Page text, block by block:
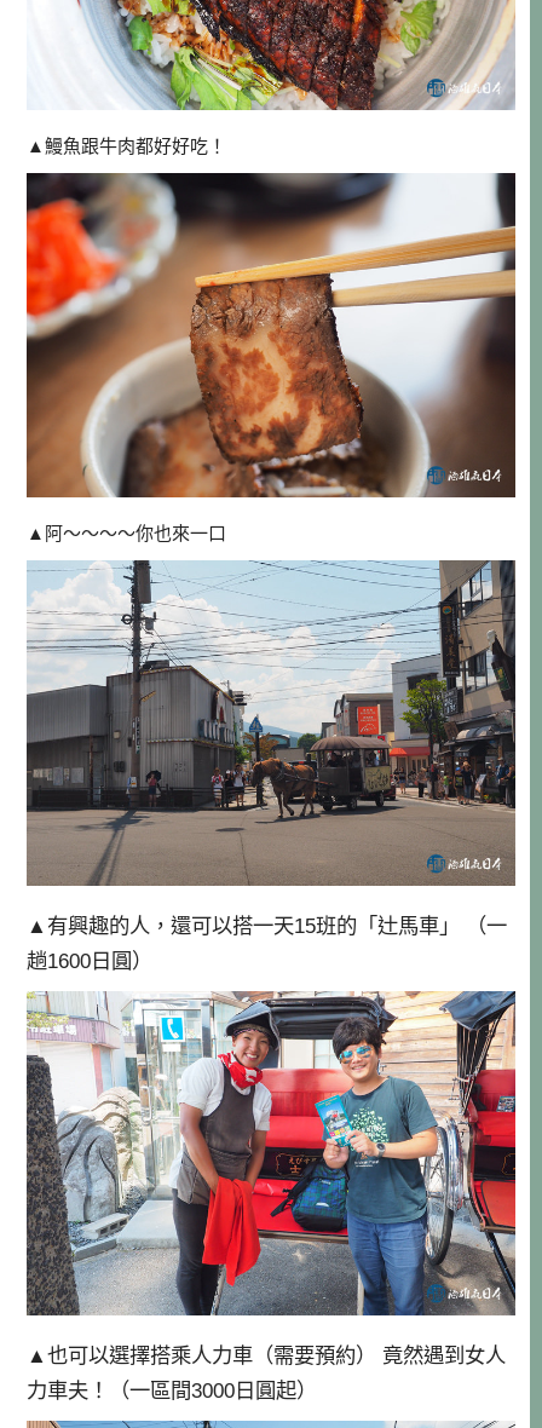
▲鰻魚跟牛肉都好好吃！
▲阿～～～～你也來一口
▲有興趣的人，還可以搭一天15班的「辻馬車」 （一
趟1600日圓）
▲也可以選擇搭乘人力車（需要預約） 竟然遇到女人
力車夫！（一區間3000日圓起）